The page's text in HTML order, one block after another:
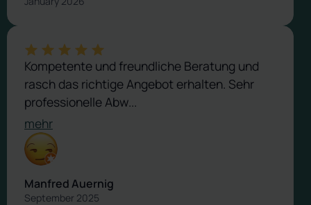
Kompetente und freundliche Beratung und
rasch das richtige Angebot erhalten. Sehr
professionelle Abw...
mehr
Manfred Auernig
September 2025